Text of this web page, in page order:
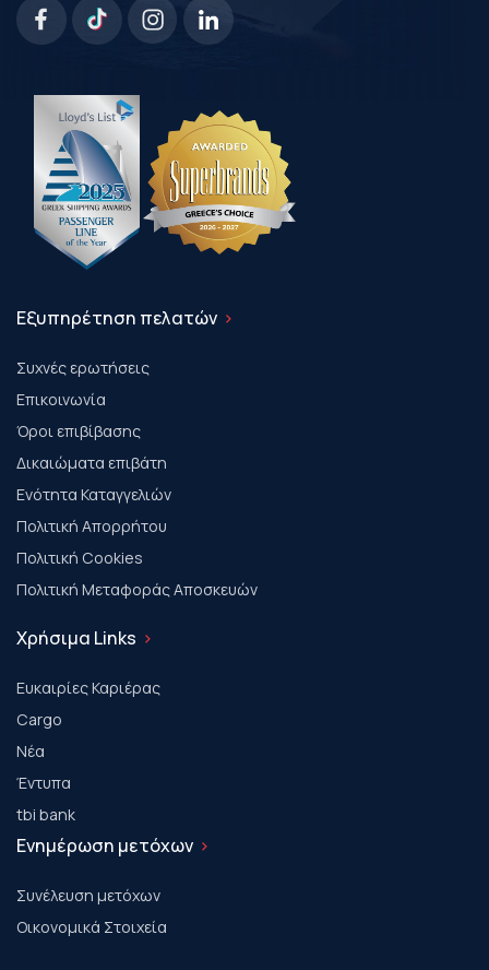
Εξυπηρέτηση πελατών
Συχνές ερωτήσεις
Επικοινωνία
Όροι επιβίβασης
Δικαιώματα επιβάτη
Ενότητα Καταγγελιών
Πολιτική Απορρήτου
Πολιτική Cookies
Πολιτική Μεταφοράς Αποσκευών
Χρήσιμα Links
Ευκαιρίες Καριέρας
Cargo
Νέα
Έντυπα
tbi bank
Ενημέρωση μετόχων
Συνέλευση μετόχων
Οικονομικά Στοιχεία